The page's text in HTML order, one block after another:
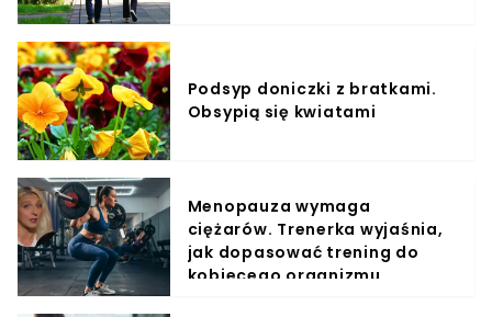
Podsyp doniczki z bratkami.
Obsypią się kwiatami
Menopauza wymaga
ciężarów. Trenerka wyjaśnia,
jak dopasować trening do
kobiecego organizmu